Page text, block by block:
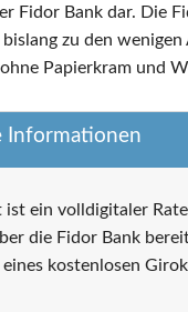
Fidor Bank dar. Die
zu den
Papierkram und
Informationen
ein volldigitaler
die Fidor Bank
kostenlosen